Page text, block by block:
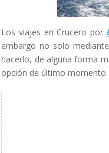
Los viajes en Crucero por
embargo no solo
hacerlo, de alguna forma
opción de último momento.